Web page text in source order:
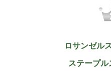
ロサンゼル
ステープ